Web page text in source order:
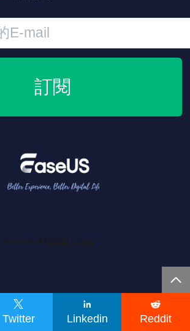

Twitter

Linkedin

Reddit
訂閱
